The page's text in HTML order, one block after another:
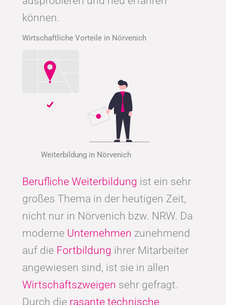
können.
Wirtschaftliche Vorteile in Nörvenich
Weiterbildung in Nörvenich
Berufliche Weiterbildung ist ein sehr
großes Thema in der heutigen Zeit,
nicht nur in Nörvenich bzw. NRW. Da
moderne Unternehmen zunehmend
auf die Fortbildung ihrer Mitarbeiter
angewiesen sind, ist sie in allen
Wirtschaftszweigen sehr gefragt.
Durch die rasante technische